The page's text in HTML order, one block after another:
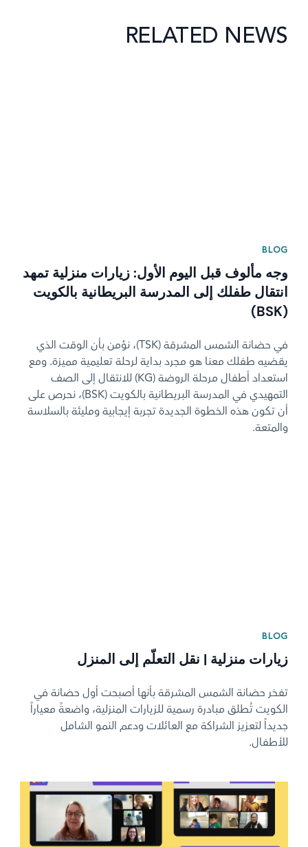
RELATED NEWS
BLOG
وجه مألوف قبل اليوم الأول: زيارات منزلية تمهد
انتقال طفلك إلى المدرسة البريطانية بالكويت
(BSK)
في حضانة الشمس المشرقة (TSK)، نؤمن بأن الوقت الذي
يقضيه طفلك معنا هو مجرد بداية لرحلة تعليمية مميزة. ومع
استعداد أطفال مرحلة الروضة (KG) للانتقال إلى الصف
التمهيدي في المدرسة البريطانية بالكويت (BSK)، نحرص على
أن تكون هذه الخطوة الجديدة تجربة إيجابية ومليئة بالسلاسة
والمتعة.
BLOG
زيارات منزلية | نقل التعلّم إلى المنزل
تفخر حضانة الشمس المشرقة بأنها أصبحت أول حضانة في
الكويت تُطلق مبادرة رسمية للزيارات المنزلية، واضعةً معياراً
جديداً لتعزيز الشراكة مع العائلات ودعم النمو الشامل
للأطفال.
News image